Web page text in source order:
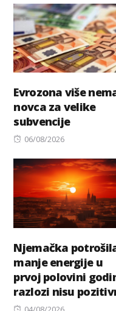
Evrozona više
novca za velike
subvencije
Posted
06/08/2026
Njemačka
manje energije u
prvoj polovini
razlozi nisu
Posted